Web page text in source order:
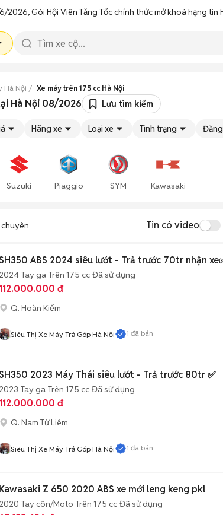
2026, Gói Hội Viên Tăng Tốc chính thức mở khoá hạng
Hà Nội Xe máy trên 175 cc Hà Nội
Hà Nội 08/2026 Lưu tìm kiếm
Hãng xe Loại xe Tình trạng
Suzuki Piaggio SYM Kawasaki
chuyên Tin có video
ABS 2024 siêu lướt - Trả trước 70tr nhận
2024 Tay ga Trên 175 cc Đã sử dụng
112.000.000 đ
Q. Hoàn Kiếm
Siêu Thị Xe Máy Trả Góp Hà Nội 1 đã bán
2023 Máy Thái siêu lướt - Trả trước 80tr ✅
2023 Tay ga Trên 175 cc Đã sử dụng
112.000.000 đ
Q. Nam Từ Liêm
Siêu Thị Xe Máy Trả Góp Hà Nội 1 đã bán
Kawasaki Z 650 2020 ABS xe mới leng keng pkl
2020 Tay côn/Moto Trên 175 cc Đã sử dụng